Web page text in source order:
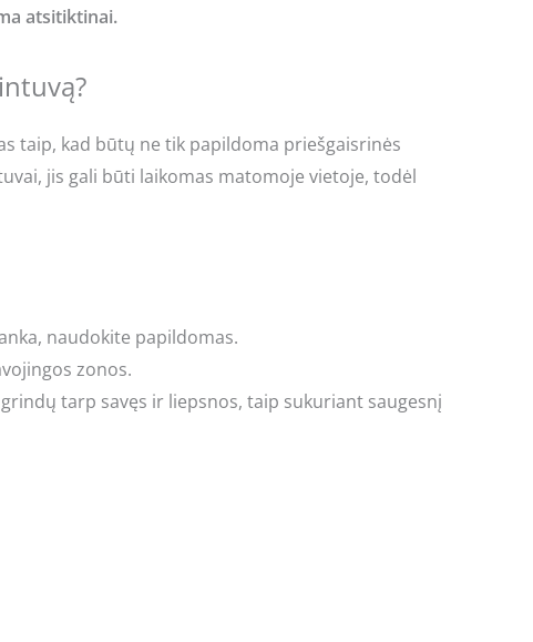
atsitiktinai.
taip, kad būtų ne tik papildoma priešgaisrinės
jis gali būti laikomas matomoje vietoje, todėl
naudokite papildomas.
zonos.
tarp savęs ir liepsnos, taip sukuriant saugesnį